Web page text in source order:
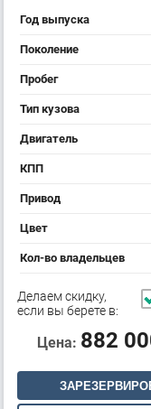
Год выпуска
Поколение
Пробег
Тип кузова
Двигатель
КПП
Привод
Цвет
Кол-во владельцев
Делаем скидку,
если вы берете в:
Цена: 882